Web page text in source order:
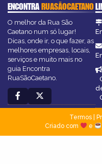
ENCONTRARUASÃOCAETANO
O melhor da Rua São
Caetano num só lugar!
Dicas, onde ir, o que fazer, as
melhores empresas, locais,
serviços e muito mais no
guia Encontra
RuaSãoCaetano.
Termos|
Criado com
e